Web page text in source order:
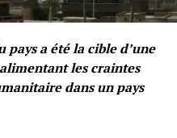
a été la cible d’une
les craintes
dans un pays